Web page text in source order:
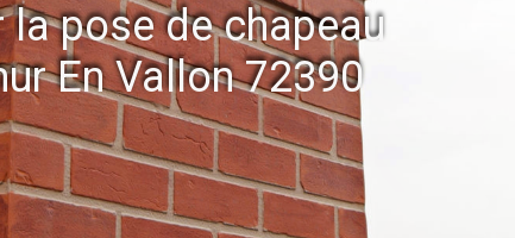
pose de chapeau
En Vallon 72390